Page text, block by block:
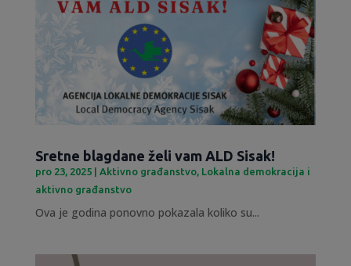
Sretne blagdane želi vam ALD Sisak!
pro 23, 2025| Aktivno građanstvo, Lokalna demokracija i
aktivno građanstvo
Ova je godina ponovno pokazala koliko su...